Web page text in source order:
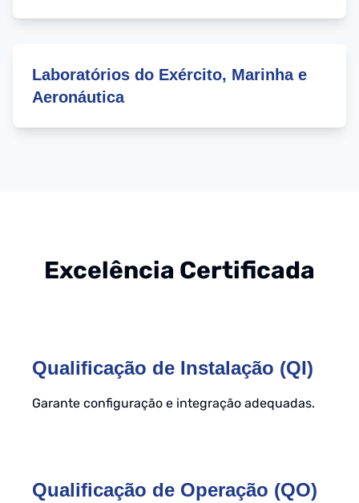
Laboratórios do Exército, Marinha e
Aeronáutica
Excelência Certificada
Qualificação de Instalação (QI)
Garante configuração e integração adequadas.
Qualificação de Operação (QO)